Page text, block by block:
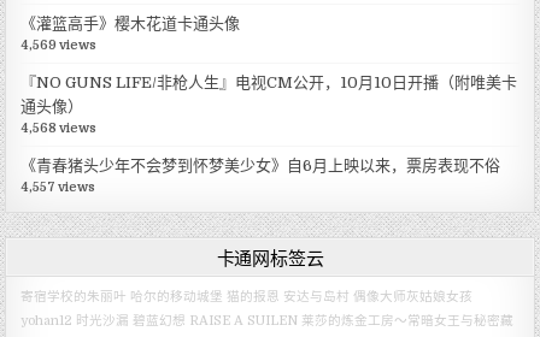
《灌篮高手》樱木花道卡通头像
4,569 views
『NO GUNS LIFE/非枪人生』电视CM公开，10月10日开播（附唯美卡
通头像）
4,568 views
《青春猪头少年不会梦到怀梦美少女》自6月上映以来，票房表现不俗
4,557 views
卡通网标签云
寄宿学校的朱丽叶 哈尔的移动城堡 猫的报恩 安达与岛村 偶像大师灰姑娘女孩
yohan12 时光沙漏 碧蓝幻想 RAISE A SUILEN 莱莎的炼金工房～常暗女王与秘密藏